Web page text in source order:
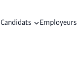
Candidats Employeurs